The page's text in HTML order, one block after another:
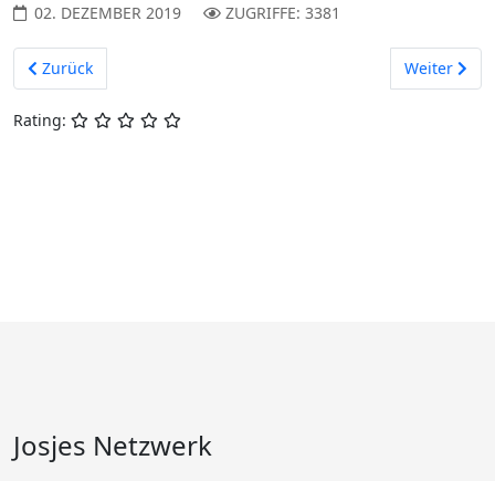
02. DEZEMBER 2019
ZUGRIFFE: 3381
Vorheriger Beitrag: Zon
Zurück Nächster
Weiter
Rating:
Josjes Netzwerk